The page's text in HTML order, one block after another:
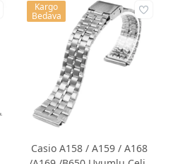
Casio A158 / A159 / A168
Kargo
Bedava